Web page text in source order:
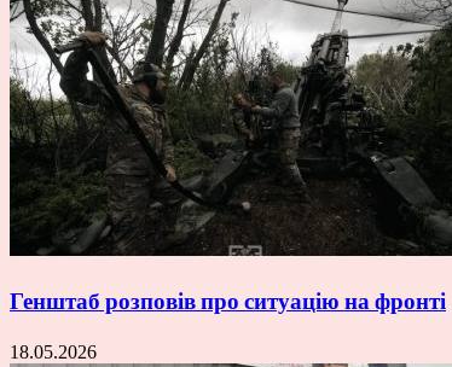
Генштаб розповів про ситуацію на фронті
18.05.2026